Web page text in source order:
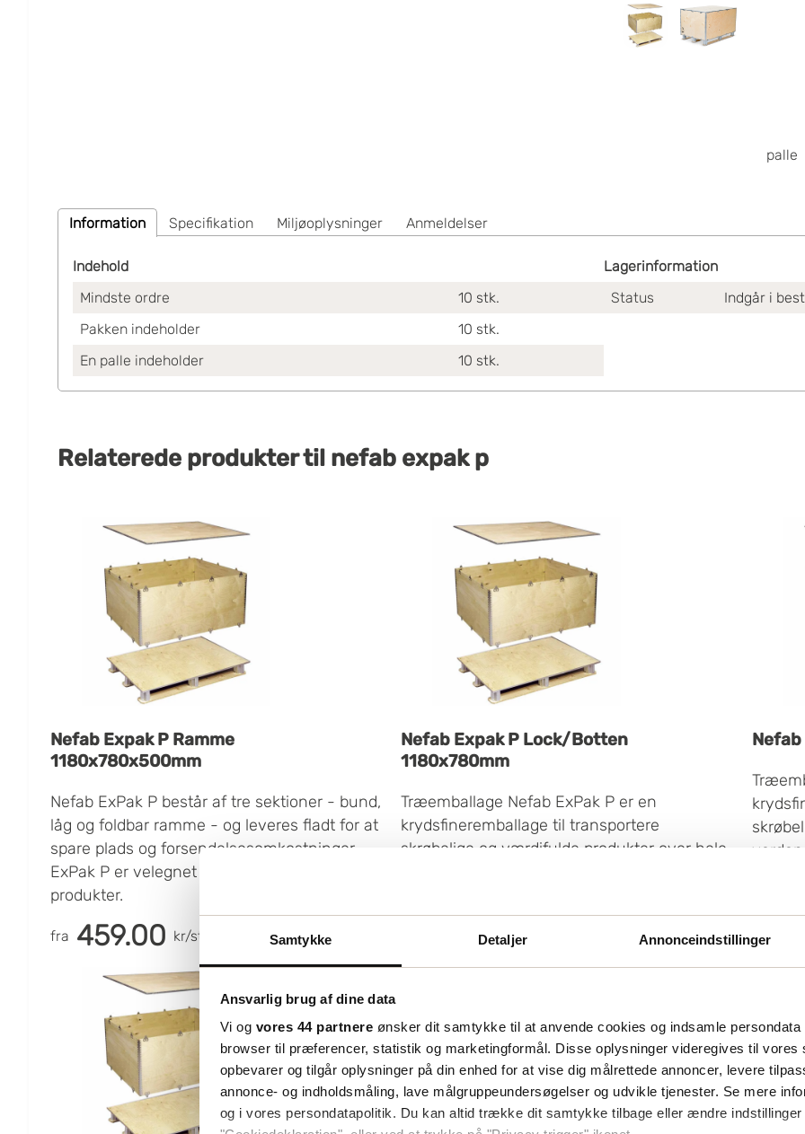
Samtykke Detaljer Annonceindstillinger
Ansvarlig brug af dine data
Vi og vores 44 partnere ønsker dit samtykke til at anvende cookies og indsamle
browser til præferencer, statistik og marketingformål. Disse oplysninger videregives til vores
opbevarer og tilgår oplysninger på din enhed for at vise dig målrettede annoncer, levere
annonce- og indholdsmåling, lave målgruppeundersøgelser og udvikle tjenester. Se mere
og i vores persondatapolitik. Du kan altid trække dit samtykke tilbage eller ændre
palle
Information Specifikation Miljøoplysninger Anmeldelser
Indehold
Mindste ordre
10 stk.
Pakken indeholder
10 stk.
En palle indeholder
10 stk.
Lagerinformation
Status
Indgår i
Relaterede produktertil nefab expak p
Nefab Expak P Ramme
1180x780x500mm
Nefab ExPak P består af tre sektioner - bund,
låg og foldbar ramme - og leveres fladt for at
spare plads og forsendelsesomkostninger.
ExPak P er velegnet til små og mellemstore
produkter.
fra 459.00 kr/st
Nefab Expak P Lock/Botten
1180x780mm
Træemballage Nefab ExPak P er en
krydsfineremballage til transportere
skrøbelige og værdifulde produkter over hele
Kan også konstrueres og certificeres til farlige
vareapplikationer. ExPak P består af tre dele:
låg, bund og en sammenklappelig ramme.
indenfor brede marginer med forskellige typer
undervogn, løse sider, lukkesystem, håndtag,
interiør og markering. ExPak P tilbyder et
stabelbart krydsfinerlåg, der giver flere
fordele: - mere kompakte emhætter, sparer
229.00 kr/st
Nefab
låg,
fra